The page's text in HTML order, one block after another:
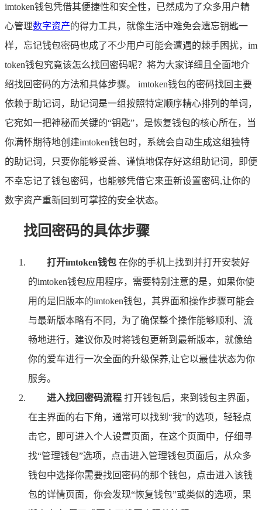
imtoken钱包凭借其便捷性和安全性，已然成为了众多用户精
心管理数字资产的得力工具，就像生活中难免会遗忘钥匙一
样，忘记钱包密码也成了不少用户可能会遭遇的棘手困扰，im
token钱包究竟该怎么找回密码呢？将为大家详细且全面地介
绍找回密码的方法和具体步骤。 imtoken钱包的密码找回主要
依赖于助记词，助记词是一组按照特定顺序精心排列的单词，
它宛如一把神秘而关键的“钥匙”，是恢复钱包的核心所在，当
你满怀期待地创建imtoken钱包时，系统会自动生成这组独特
的助记词，只要你能够妥善、谨慎地保存好这组助记词，即便
不幸忘记了钱包密码，也能够凭借它来重新设置密码,让你的
数字资产重新回到可掌控的安全状态。
找回密码的具体步骤
打开imtoken钱包 在你的手机上找到并打开安装好
的imtoken钱包应用程序，需要特别注意的是，如果你使
用的是旧版本的imtoken钱包，其界面和操作步骤可能会
与最新版本略有不同，为了确保整个操作能够顺利、流
畅地进行，建议你及时将钱包更新到最新版本，就像给
你的爱车进行一次全面的升级保养,让它以最佳状态为你
服务。
进入找回密码流程 打开钱包后，来到钱包主界面，
在主界面的右下角，通常可以找到“我”的选项，轻轻点
击它，即可进入个人设置页面，在这个页面中，仔细寻
找“管理钱包”选项，点击进入管理钱包页面后，从众多
钱包中选择你需要找回密码的那个钱包，点击进入该钱
包的详情页面，你会发现“恢复钱包”或类似的选项，果